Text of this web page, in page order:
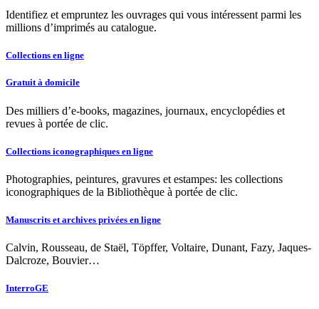
Identifiez et empruntez les ouvrages qui vous intéressent parmi les
millions d’imprimés au catalogue.
Collections en ligne
Gratuit à domicile
Des milliers d’e-books, magazines, journaux, encyclopédies et
revues à portée de clic.
Collections iconographiques en ligne
Photographies, peintures, gravures et estampes: les collections
iconographiques de la Bibliothèque à portée de clic.
Manuscrits et archives privées en ligne
Calvin, Rousseau, de Staël, Töpffer, Voltaire, Dunant, Fazy, Jaques-
Dalcroze, Bouvier…
InterroGE